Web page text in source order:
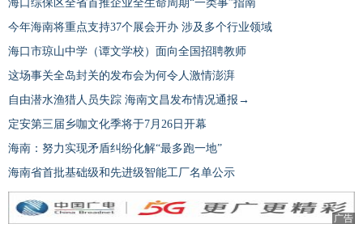
海口综保区全省首推企业全生命周期“一类事”指南
今年海南将重点支持37个展会开办 涉及多个行业领域
海口市琼山中学（谭文学校）面向全国招聘教师
这场事关全岛封关的发布会为何令人激情澎湃
自由潜水渔猎人员失踪 海南文昌发布情况通报→
定安第三届乡咖文化季将于7月26日开幕
海南：努力实现矛盾纠纷化解“最多跑一地”
海南省首批基础级和先进级智能工厂名单公示
广告